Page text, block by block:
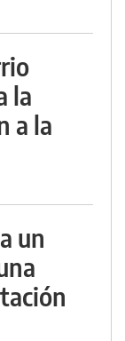
la
a la
un